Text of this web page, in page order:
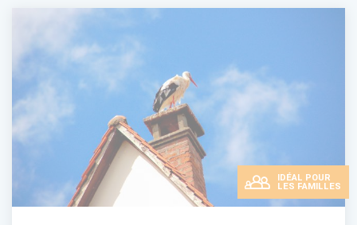
IDÉAL POUR
LES FAMILLES